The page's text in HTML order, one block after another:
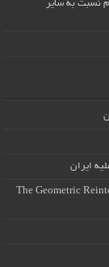
نسبت به سایر
ایران
The Geometric